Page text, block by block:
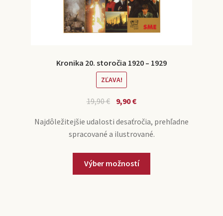
Kronika 20. storočia 1920 – 1929
ZĽAVA!
19,90€ 9,90€
Najdôležitejšie udalosti desaťročia, prehľadne
spracované a ilustrované.
Výber možností